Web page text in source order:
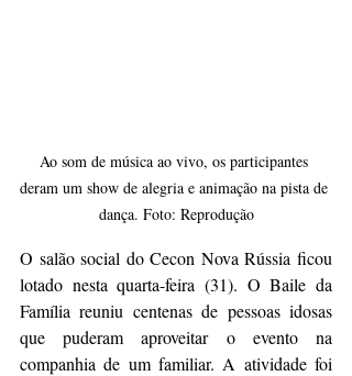
Ao som de música ao vivo, os participantes
deram um show de alegria e animação na pista de
dança. Foto: Reprodução
O salão social do Cecon Nova Rússia ficou
lotado nesta quarta-feira (31). O Baile da
Família reuniu centenas de pessoas idosas
que puderam aproveitar o evento na
companhia de um familiar. A atividade foi